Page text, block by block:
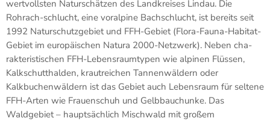
wertvollsten Naturschätzen des Landkreises Lindau. Die
Rohrach-schlucht, eine voralpine Bachschlucht, ist bereits seit
1992 Naturschutzgebiet und FFH-Gebiet (Flora-Fauna-Habitat-
Gebiet im europäischen Natura 2000-Netzwerk). Neben cha-
rakteristischen FFH-Lebensraumtypen wie alpinen Flüssen,
Kalkschutthalden, krautreichen Tannenwäldern oder
Kalkbuchenwäldern ist das Gebiet auch Lebensraum für seltene
FFH-Arten wie Frauenschuh und Gelbbauchunke. Das
Waldgebiet – hauptsächlich Mischwald mit großem